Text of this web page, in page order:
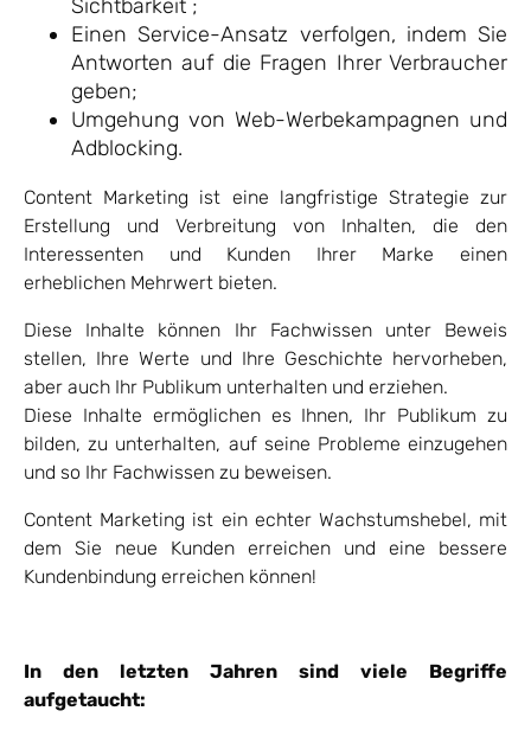
Sichtbarkeit ;
Einen Service-Ansatz verfolgen, indem Sie
Antworten auf die Fragen Ihrer Verbraucher
geben;
Umgehung von Web-Werbekampagnen und
Adblocking.
Content Marketing ist eine langfristige Strategie zur
Erstellung und Verbreitung von Inhalten, die den
Interessenten und Kunden Ihrer Marke einen
erheblichen Mehrwert bieten.
Diese Inhalte können Ihr Fachwissen unter Beweis
stellen, Ihre Werte und Ihre Geschichte hervorheben,
aber auch Ihr Publikum unterhalten und erziehen.
Diese Inhalte ermöglichen es Ihnen, Ihr Publikum zu
bilden, zu unterhalten, auf seine Probleme einzugehen
und so Ihr Fachwissen zu beweisen.
Content Marketing ist ein echter Wachstumshebel, mit
dem Sie neue Kunden erreichen und eine bessere
Kundenbindung erreichen können!
In den letzten Jahren sind viele Begriffe
aufgetaucht: